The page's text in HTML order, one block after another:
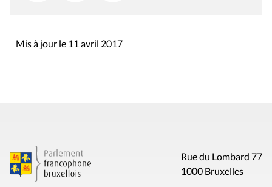
Mis à jour le 11 avril 2017
Rue du Lombard 77
1000 Bruxelles